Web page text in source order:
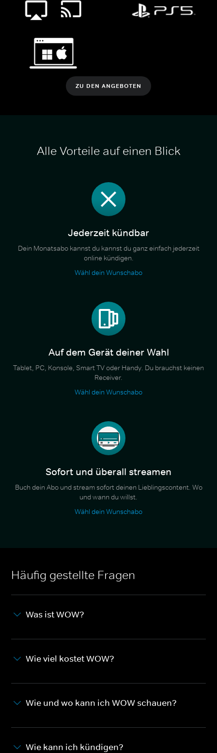
ZU DEN ANGEBOTEN
Alle Vorteile auf einen Blick
Jederzeit kündbar
Dein Monatsabo kannst du kannst du ganz einfach jederzeit
online kündigen.
Wähl dein Wunschabo
Auf dem Gerät deiner Wahl
Tablet, PC, Konsole, Smart TV oder Handy. Du brauchst keinen
Receiver.
Wähl dein Wunschabo
Sofort und überall streamen
Buch dein Abo und stream sofort deinen Lieblingscontent. Wo
und wann du willst.
Wähl dein Wunschabo
Häufig gestellte Fragen
Was ist WOW?
Wie viel kostet WOW?
Wie und wo kann ich WOW schauen?
Wie kann ich kündigen?